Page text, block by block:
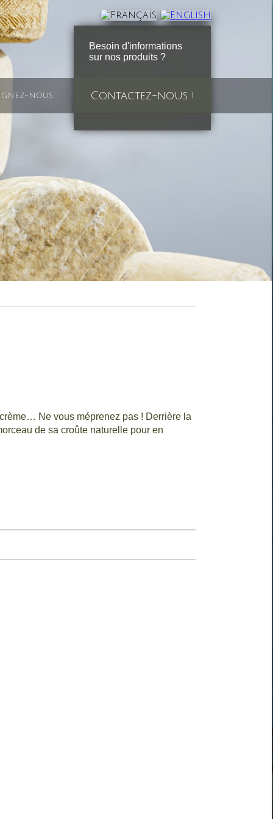
nous
Besoin d'informations
sur nos produits ?
Contactez-nous !
Ne vous méprenez pas ! Derrière la
de sa croûte naturelle pour en